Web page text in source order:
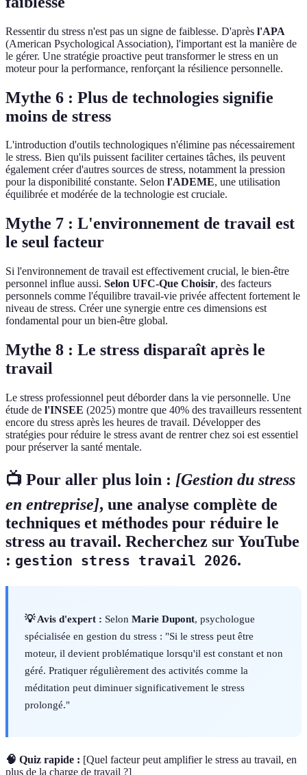
Ressentir du stress n'est pas un signe de faiblesse. D'après l'APA
(American Psychological Association), l'important est la manière de
le gérer. Une stratégie proactive peut transformer le stress en un
moteur pour la performance, renforçant la résilience personnelle.
Mythe 6 : Plus de technologies signifie
moins de stress
L'introduction d'outils technologiques n'élimine pas nécessairement
le stress. Bien qu'ils puissent faciliter certaines tâches, ils peuvent
également créer d'autres sources de stress, notamment la pression
pour la disponibilité constante. Selon l'ADEME, une utilisation
équilibrée et modérée de la technologie est cruciale.
Mythe 7 : L'environnement de travail est
le seul facteur
Si l'environnement de travail est effectivement crucial, le bien-être
personnel influe aussi. Selon UFC-Que Choisir, des facteurs
personnels comme l'équilibre travail-vie privée affectent fortement le
niveau de stress. Créer une synergie entre ces dimensions est
fondamental pour un bien-être global.
Mythe 8 : Le stress disparaît après le
travail
Le stress professionnel peut déborder dans la vie personnelle. Une
étude de l'INSEE (2025) montre que 40% des travailleurs ressentent
encore du stress après les heures de travail. Développer des
stratégies pour réduire le stress avant de rentrer chez soi est essentiel
pour préserver la santé mentale.
📺 Pour aller plus loin : [Gestion du stress
en entreprise], une analyse complète de
techniques et méthodes pour réduire le
stress au travail. Recherchez sur YouTube
: gestion stress travail 2026.
💡 Avis d'expert : Selon Marie Dupont, psychologue
spécialisée en gestion du stress : "Si le stress peut être
moteur, il devient problématique lorsqu'il est constant et non
géré. Pratiquer régulièrement des activités comme la
méditation peut diminuer significativement le stress
prolongé."
🧠 Quiz rapide : [Quel facteur peut amplifier le stress au travail, en
plus de la charge de travail ?]